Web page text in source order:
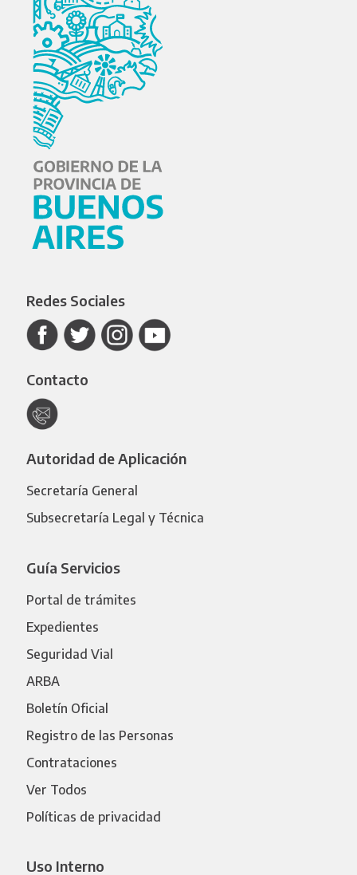
Redes Sociales
Contacto
Autoridad de Aplicación
Secretaría General
Subsecretaría Legal y Técnica
Guía Servicios
Portal de trámites
Expedientes
Seguridad Vial
ARBA
Boletín Oficial
Registro de las Personas
Contrataciones
Ver Todos
Políticas de privacidad
Uso Interno